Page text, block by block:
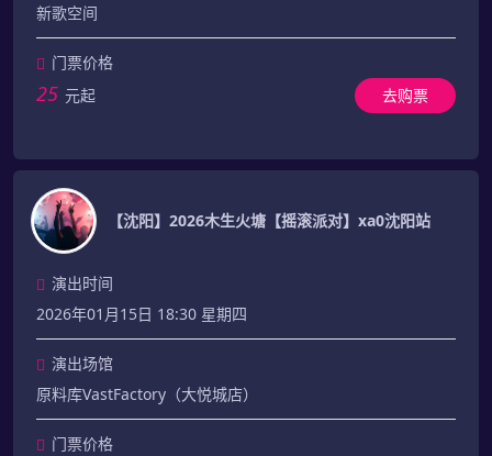
新歌空间
门票价格
25 元起 去购票
【沈阳】2026木生火塘【摇滚派对】xa0沈阳站
演出时间
2026年01月15日 18:30 星期四
演出场馆
原料库VastFactory（大悦城店）
门票价格